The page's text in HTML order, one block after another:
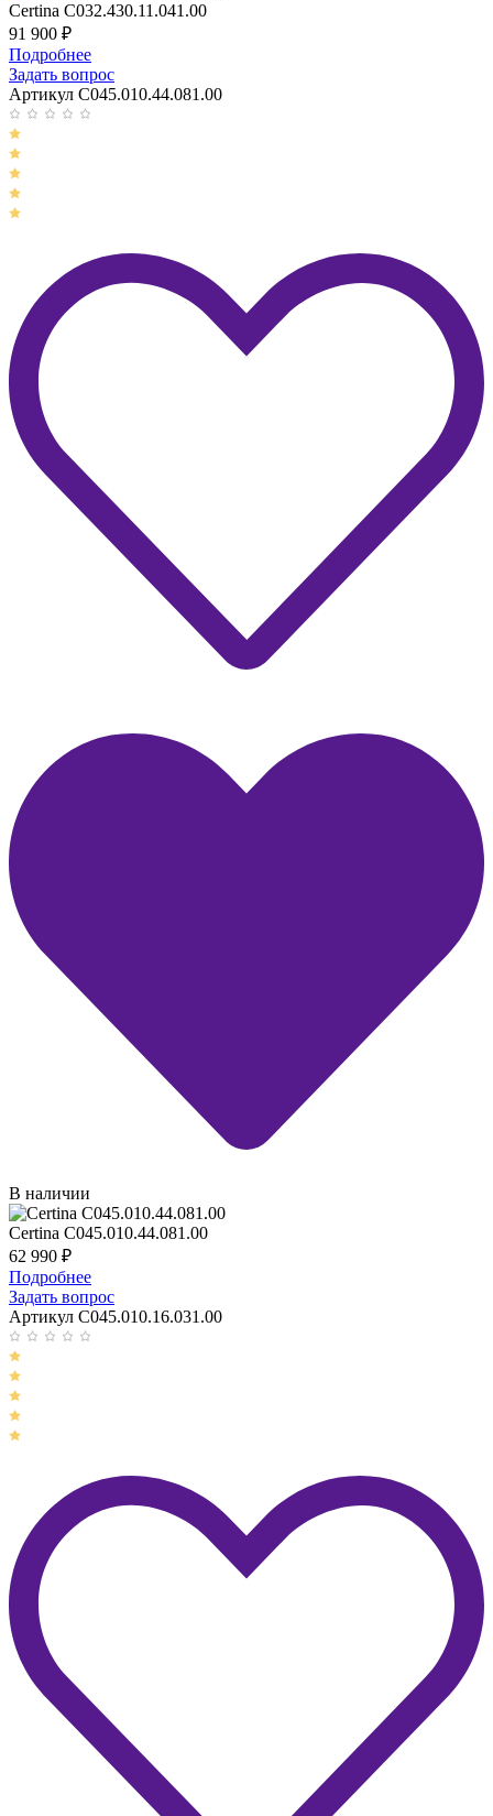
Certina C032.430.11.041.00
91 900 ₽
Подробнее
Задать вопрос
Артикул C045.010.44.081.00
В наличии
Certina C045.010.44.081.00
62 990 ₽
Подробнее
Задать вопрос
Артикул C045.010.16.031.00